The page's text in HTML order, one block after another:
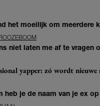
het moeilijk om meerdere
niet laten me af te
yapper: zó wordt
heb je de naam van je ex